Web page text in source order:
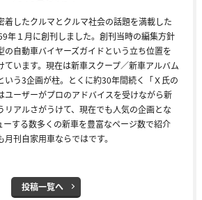
着したクルマとクルマ社会の話題を満載した
年１月に創刊しました。創刊当時の編集方針
の自動車バイヤーズガイドという立ち位置を
ています。現在は新車スクープ／新車アルバム
いう3企画が柱。とくに約30年間続く「Ｘ氏の
ユーザーがプロのアドバイスを受けながら新
リアルさがうけて、現在でも人気の企画とな
ーする数多くの新車を豊富なページ数で紹介
刊自家用車ならではです。
投稿一覧へ